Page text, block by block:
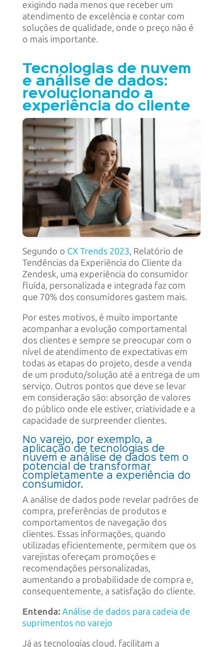
exigindo nada menos que receber um
atendimento de excelência e contar com
soluções de qualidade, onde o preço não é
o mais importante.
Tecnologias de nuvem
e análise de dados:
revolucionando a
experiência do cliente
Segundo o CX Trends 2023, Relatório de
Tendências da Experiência do Cliente da
Zendesk, uma experiência do consumidor
fluída, personalizada e integrada faz com
que 70% dos consumidores gastem mais.
Por estes motivos, é muito importante
acompanhar a evolução comportamental
dos clientes e sempre se preocupar com o
nível de atendimento de expectativas em
todas as etapas do projeto, desde a venda
de um produto/solução até a entrega de um
serviço. Outros pontos que deve se levar
em consideração são: absorção de valores
do público onde ele estiver, criatividade e a
capacidade de surpreender clientes.
No varejo, por exemplo, a
aplicação de tecnologias de
nuvem e análise de dados tem o
potencial de transformar
completamente a experiência do
consumidor.
A análise de dados pode revelar padrões de
compra, preferências de produtos e
comportamentos de navegação dos
clientes. Essas informações, quando
utilizadas eficientemente, permitem que os
varejistas ofereçam promoções e
recomendações personalizadas,
aumentando a probabilidade de compra e,
consequentemente, a satisfação do cliente.
Entenda:Análise de dados para cadeia de
suprimentos no varejo
Já as tecnologias cloud, facilitam a